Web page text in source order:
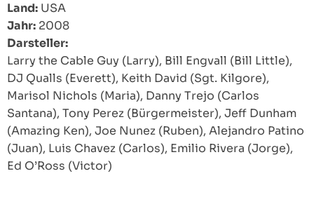
Land: USA
Jahr: 2008
Darsteller:
Larry the Cable Guy (Larry), Bill Engvall (Bill Little),
DJ Qualls (Everett), Keith David (Sgt. Kilgore),
Marisol Nichols (Maria), Danny Trejo (Carlos
Santana), Tony Perez (Bürgermeister), Jeff Dunham
(Amazing Ken), Joe Nunez (Ruben), Alejandro Patino
(Juan), Luis Chavez (Carlos), Emilio Rivera (Jorge),
Ed O’Ross (Victor)